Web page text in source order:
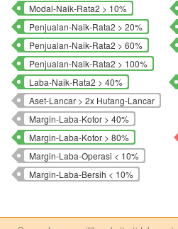
Modal-Naik-Rata2 > 10%
Penjualan-Naik-Rata2 > 20%
Penjualan-Naik-Rata2 > 60%
Penjualan-Naik-Rata2 > 100%
Laba-Naik-Rata2 > 40%
Aset-Lancar > 2x Hutang-Lancar
Margin-Laba-Kotor > 40%
Margin-Laba-Kotor > 80%
Margin-Laba-Operasi < 10%
Margin-Laba-Bersih < 10%